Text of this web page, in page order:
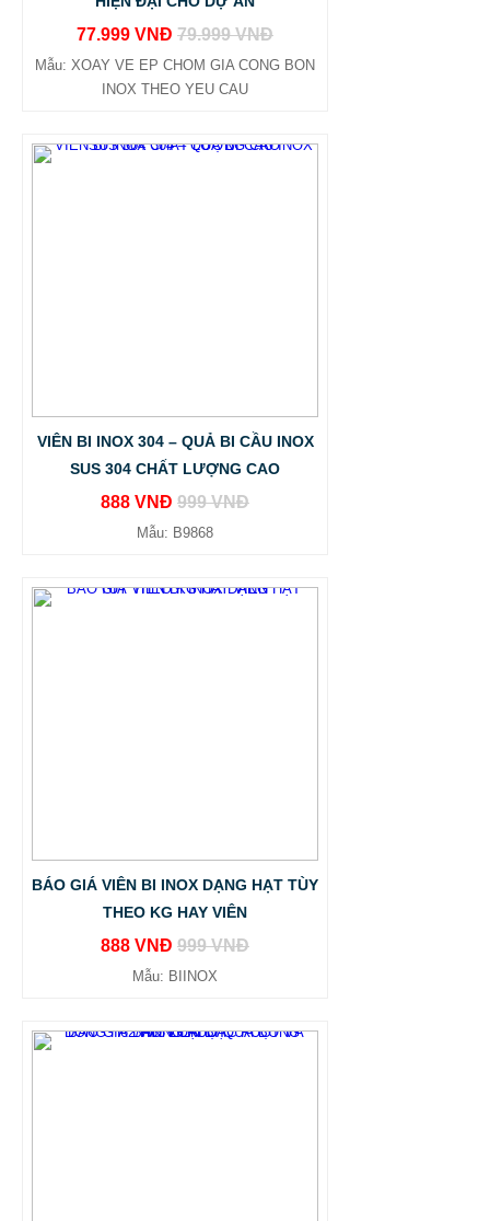
77.999 VNĐ 79.999 VNĐ
Mẫu: XOAY VE EP CHOM GIA CONG BON
INOX THEO YEU CAU
VIÊN BI INOX 304 – QUẢ BI CẦU INOX
SUS 304 CHẤT LƯỢNG CAO
888 VNĐ 999 VNĐ
Mẫu: B9868
BÁO GIÁ VIÊN BI INOX DẠNG HẠT TÙY
THEO KG HAY VIÊN
888 VNĐ 999 VNĐ
Mẫu: BIINOX